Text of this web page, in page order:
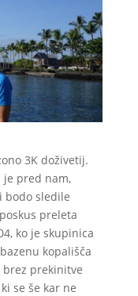
3K doživetij.
je pred nam,
bodo sledile
preleta
ko je skupinica
kopališča
brez prekinitve
se še kar ne